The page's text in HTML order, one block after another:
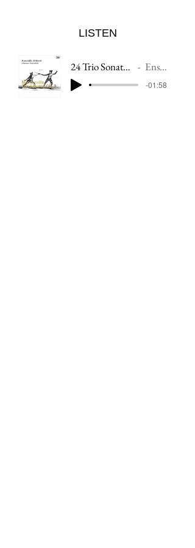
LISTEN
24 Trio Sonata N. 6 in C Minor - Allegro Ensemble Diderot
-01:58